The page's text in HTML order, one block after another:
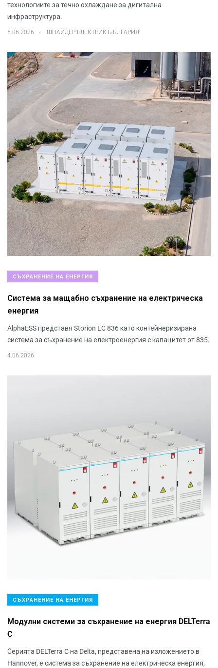
технологиите за течно охлаждане за дигитална
инфраструктура.
5.06.2026 . ШНАЙДЕР ЕЛЕКТРИК БЪЛГАРИЯ
СЪХРАНЕНИЕ НА ЕНЕРГИЯ
Система за мащабно съхранение на електрическа
енергия
AlphaESS представя Storion LC 836 като контейнеризирана
система за съхранение на електроенергия с капацитет от 835.
4.06.2026
СЪХРАНЕНИЕ НА ЕНЕРГИЯ
Модулни системи за съхранение на енергия DELTerra
C
Серията DELTerra C на Delta, представена на изложението в
Hannover, е система за съхранение на електрическа енергия,